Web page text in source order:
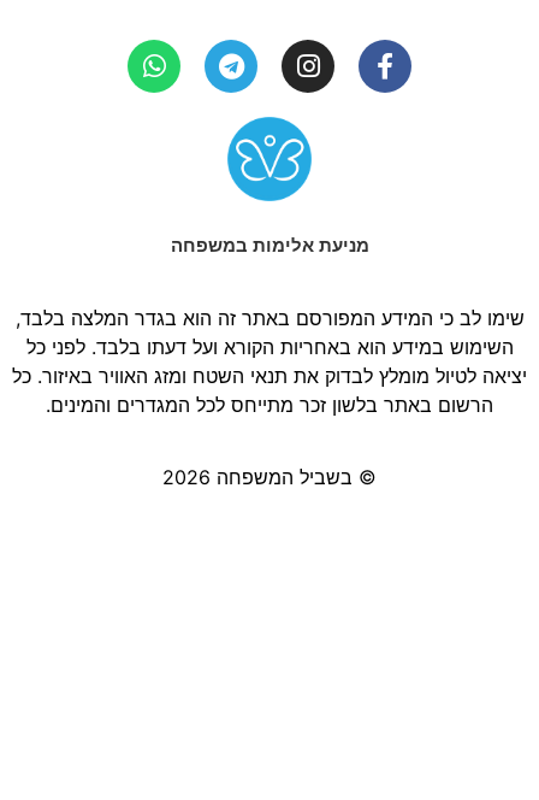
מניעת אלימות במשפחה
שימו לב כי המידע המפורסם באתר זה הוא בגדר המלצה בלבד,
השימוש במידע הוא באחריות הקורא ועל דעתו בלבד. לפני כל
יציאה לטיול מומלץ לבדוק את תנאי השטח ומזג האוויר באיזור. כל
הרשום באתר בלשון זכר מתייחס לכל המגדרים והמינים.
© בשביל המשפחה 2026